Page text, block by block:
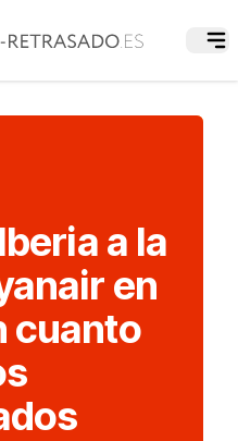
a la
en
cuanto